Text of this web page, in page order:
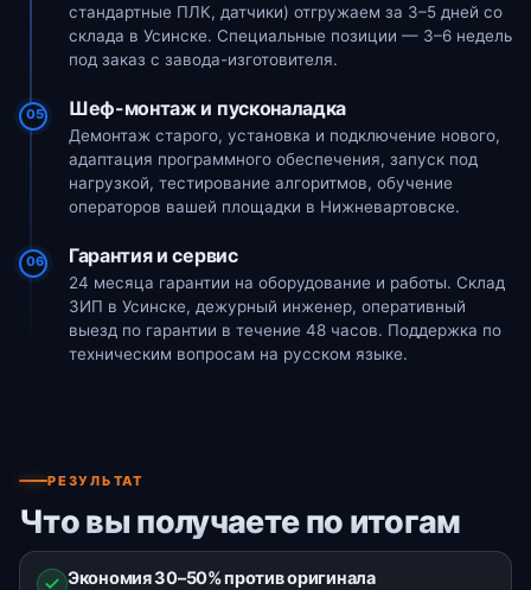
стандартные ПЛК, датчики) отгружаем за 3–5 дней со
склада в Усинске. Специальные позиции — 3–6 недель
под заказ с завода-изготовителя.
05 Шеф-монтаж и пусконаладка
Демонтаж старого, установка и подключение нового,
адаптация программного обеспечения, запуск под
нагрузкой, тестирование алгоритмов, обучение
операторов вашей площадки в Нижневартовске.
06 Гарантия и сервис
24 месяца гарантии на оборудование и работы. Склад
ЗИП в Усинске, дежурный инженер, оперативный
выезд по гарантии в течение 48 часов. Поддержка по
техническим вопросам на русском языке.
РЕЗУЛЬТАТ
Что вы получаете по итогам
Экономия 30–50% против оригинала